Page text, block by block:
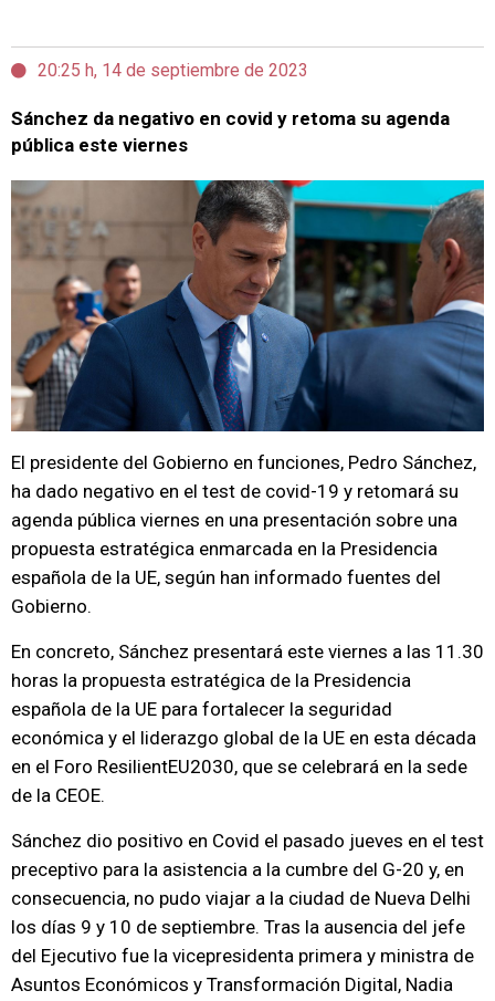
20:25 h, 14 de septiembre de 2023
Sánchez da negativo en covid y retoma su agenda
pública este viernes
El presidente del Gobierno en funciones, Pedro Sánchez,
ha dado negativo en el test de covid-19 y retomará su
agenda pública viernes en una presentación sobre una
propuesta estratégica enmarcada en la Presidencia
española de la UE, según han informado fuentes del
Gobierno.
En concreto, Sánchez presentará este viernes a las 11.30
horas la propuesta estratégica de la Presidencia
española de la UE para fortalecer la seguridad
económica y el liderazgo global de la UE en esta década
en el Foro ResilientEU2030, que se celebrará en la sede
de la CEOE.
Sánchez dio positivo en Covid el pasado jueves en el test
preceptivo para la asistencia a la cumbre del G-20 y, en
consecuencia, no pudo viajar a la ciudad de Nueva Delhi
los días 9 y 10 de septiembre. Tras la ausencia del jefe
del Ejecutivo fue la vicepresidenta primera y ministra de
Asuntos Económicos y Transformación Digital, Nadia